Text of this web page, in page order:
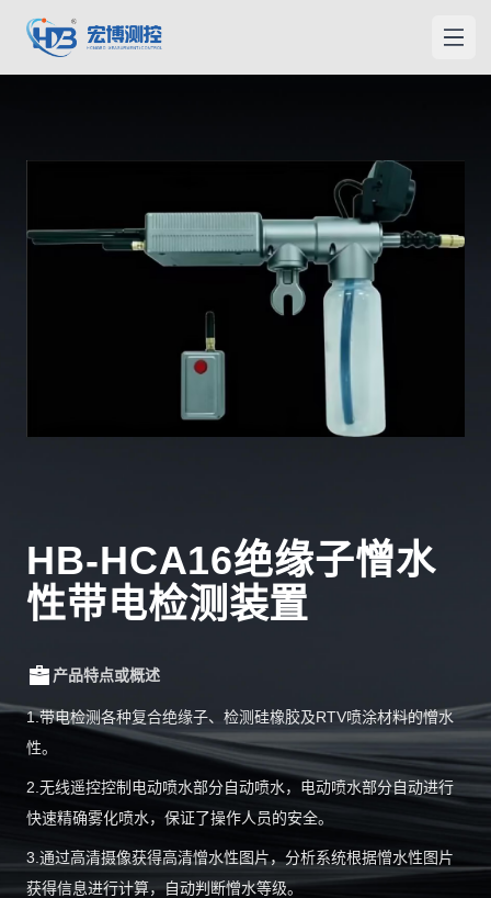
宏博测控
打开
HB-HCA16绝缘子憎水
性带电检测装置
产品特点或概述
1.带电检测各种复合绝缘子、检测硅橡胶及RTV喷涂材料的憎水
性。
2.无线遥控控制电动喷水部分自动喷水，电动喷水部分自动进行
快速精确雾化喷水，保证了操作人员的安全。
3.通过高清摄像获得高清憎水性图片，分析系统根据憎水性图片
获得信息进行计算，自动判断憎水等级。